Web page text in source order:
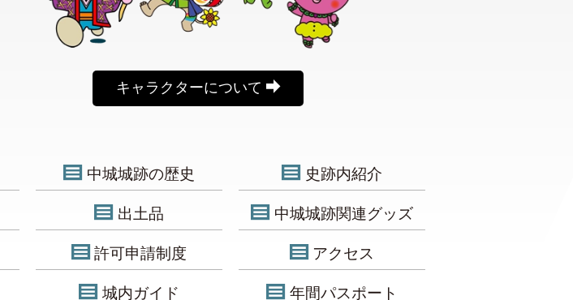
キャラクターについて
中城城跡の歴史 史跡内紹介
出土品 中城城跡関連グッズ
許可申請制度 アクセス
城内ガイド 年間パスポート